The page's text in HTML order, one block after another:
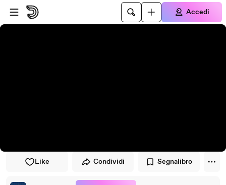
Vai al lettore
Passa al contenuto principale
Accedi
Like Condividi Segnalibro